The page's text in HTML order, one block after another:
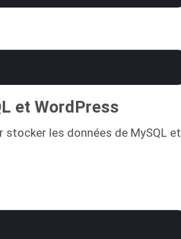
et WordPress
les données de MySQL et